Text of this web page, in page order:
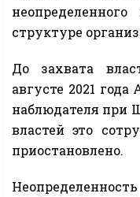
структуре
До захвата
августе 2021
наблюдателя при
властей это
приостановлено.